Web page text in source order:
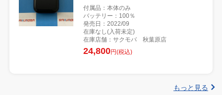
付属品：本体のみ
バッテリー：100％
発売日：2022/09
在庫なし(入荷未定)
在庫店舗：サクモバ 秋葉原店
24,800円(税込)
もっと見る